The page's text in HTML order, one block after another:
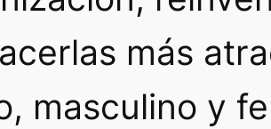
más
masculino y